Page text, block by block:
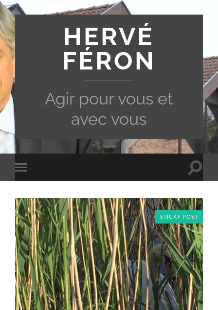
HERVÉ
FÉRON
Agir pour vous et
avec vous
Toggle
mobile
Toggle
STICKY POST